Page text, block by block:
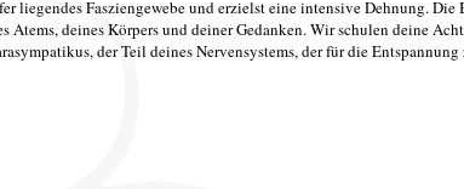
liegendes Fasziengewebe und erzielst eine intensive Dehnung. Die
Atems, deines Körpers und deiner Gedanken. Wir schulen deine
der Teil deines Nervensystems, der für die